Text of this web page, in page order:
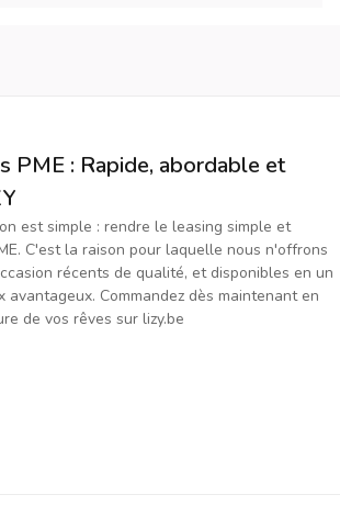
PME : Rapide, abordable et
est simple : rendre le leasing simple et
C'est la raison pour laquelle nous n'offrons
récents de qualité, et disponibles en un
avantageux. Commandez dès maintenant en
de vos rêves sur lizy.be